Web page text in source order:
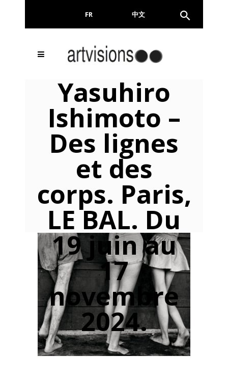
FR 中文
Yasuhiro
Ishimoto –
Des lignes
et des
corps. Paris,
LE BAL. Du
19 juin au
17
novembre
2024.
Inscrivez-vous à notre
Newsletter !
En continuant, vous acceptez de nous communiquer
votre adresse email pour l’envoi de la Newsletter. En
aucun cas elle ne sera transmise à un tiers.